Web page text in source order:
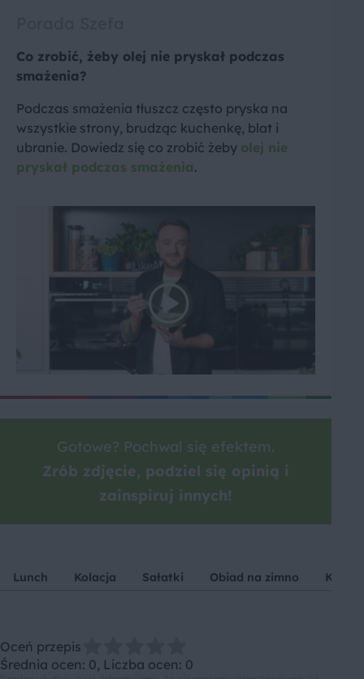
Co zrobić, żeby olej nie pryskał podczas
smażenia?
Podczas smażenia tłuszcz często pryska na
wszystkie strony, brudząc kuchenkę, blat i
ubranie. Dowiedz się co zrobić żeby olej nie
pryskał podczas smażenia.
Gotowe? Pochwal się efektem.
Zrób zdjęcie, podziel się opinią i
zainspiruj innych!
Lunch Kolacja Sałatki Obiad na zimno Kasza
Oceń przepis
Średnia ocen: 0, Liczba ocen: 0